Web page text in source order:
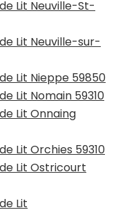
Lit Neuville-St-
Lit Neuville-sur-
Lit Nieppe 59850
Lit Nomain 59310
Lit Onnaing
Lit Orchies 59310
Lit Ostricourt
Lit